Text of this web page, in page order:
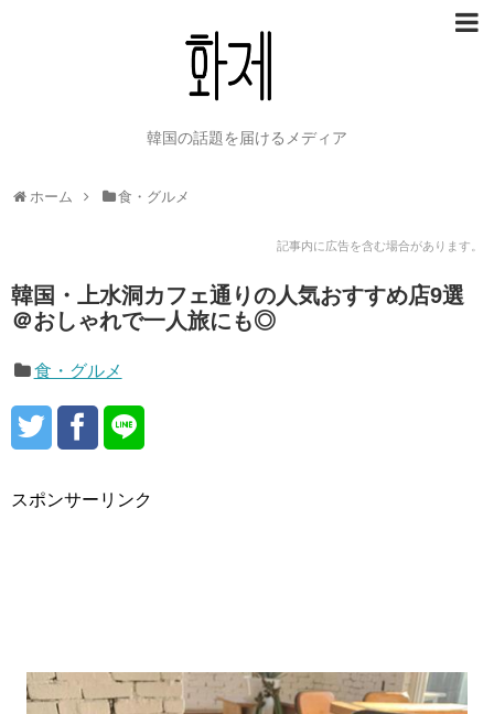
韓国の話題を届けるメディア
ホーム 食・グルメ
記事内に広告を含む場合があります。
韓国・上水洞カフェ通りの人気おすすめ店9選
＠おしゃれで一人旅にも◎
食・グルメ
スポンサーリンク